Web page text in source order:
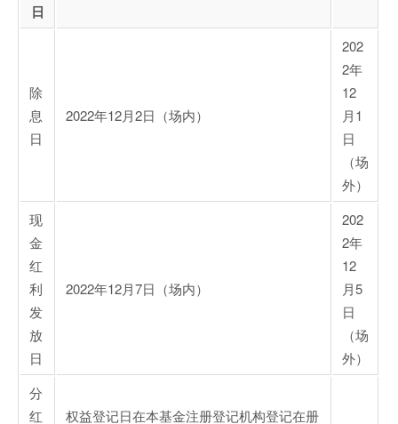
日
除
息
日
2022年12月2日（场内）
202
2年
12
月1
日
（场
外）
现
金
红
利
发
放
日
2022年12月7日（场内）
202
2年
12
月5
日
（场
外）
分
红
权益登记日在本基金注册登记机构登记在册